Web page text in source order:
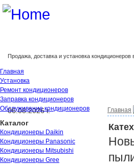
Продажа, доставка и установка
Главная
Установка
Ремонт кондиционеров
Заправка кондиционеров
Обслуживание кондиционеров
06.08.2026 г.
Каталог
Кондиционеры Daikin
Кондиционеры Panasonic
Кондиционеры Mitsubishi
Кондиционеры Gree
Главная